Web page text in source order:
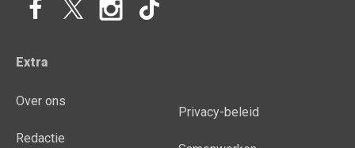
Extra
Over ons
Redactie
Privacy-beleid